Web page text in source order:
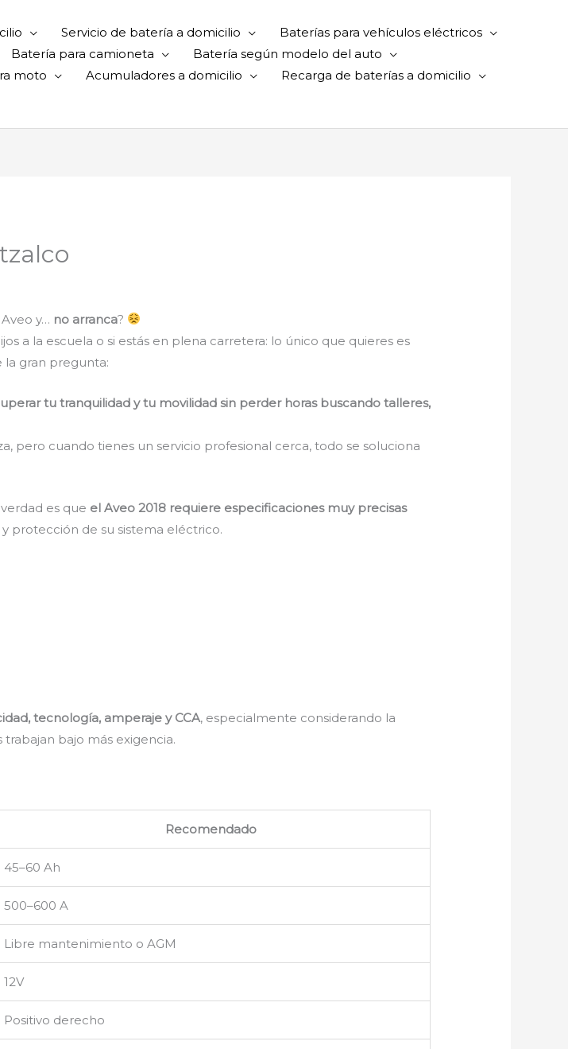
Servicio de batería a domicilio
Baterías para vehículos eléctricos
Batería para camioneta
Batería según modelo del auto
moto Acumuladores a domicilio
Recarga de baterías a domicilio
y… no arranca?
a la escuela o si estás en plena carretera: lo único que quieres es
la gran pregunta:
tu tranquilidad y tu movilidad sin perder horas buscando talleres,
pero cuando tienes un servicio profesional cerca, todo se soluciona
es que el Aveo 2018 requiere especificaciones muy precisas
protección de su sistema eléctrico.
tecnología, amperaje y CCA, especialmente considerando la
bajo más exigencia.
Recomendado
45–60 Ah
500–600 A
Libre mantenimiento o AGM
12V
Positivo derecho